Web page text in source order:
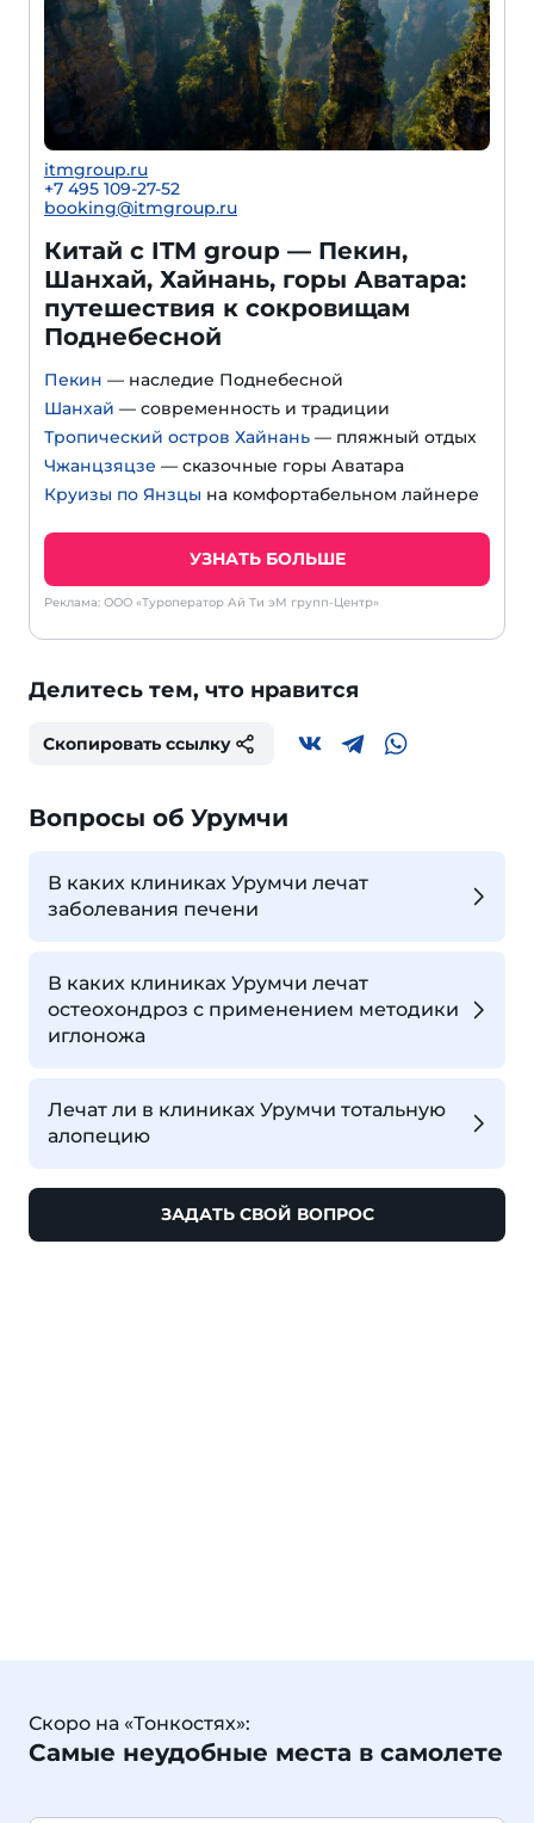
itmgroup.ru
+7 495 109-27-52
booking@itmgroup.ru
Китай с ITM group — Пекин,
Шанхай, Хайнань, горы Аватара:
путешествия к сокровищам
Поднебесной
Пекин — наследие Поднебесной
Шанхай — современность и традиции
Тропический остров Хайнань — пляжный отдых
Чжанцзяцзе — сказочные горы Аватара
Круизы по Янзцы на комфортабельном лайнере
УЗНАТЬ БОЛЬШЕ
Реклама: ООО «Туроператор Ай Ти эМ групп-Центр»
Делитесь тем, что нравится
Скопировать ссылку
Вопросы об Урумчи
В каких клиниках Урумчи лечат
заболевания печени
В каких клиниках Урумчи лечат
остеохондроз с применением методики
иглоножа
Лечат ли в клиниках Урумчи тотальную
алопецию
ЗАДАТЬ СВОЙ ВОПРОС
Скоро на «Тонкостях»:
Самые неудобные места в самолете